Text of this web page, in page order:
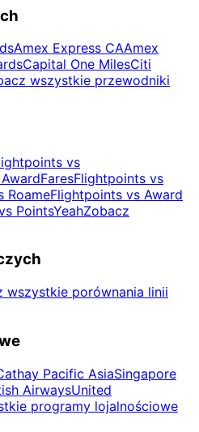
Amex Express CAAmex
Capital One MilesCiti
wszystkie przewodniki
vs
Flightpoints vs
RoameFlightpoints vs Award
PointsYeahZobacz
wszystkie porównania linii
Pacific AsiaSingapore
AirwaysUnited
programy lojalnościowe